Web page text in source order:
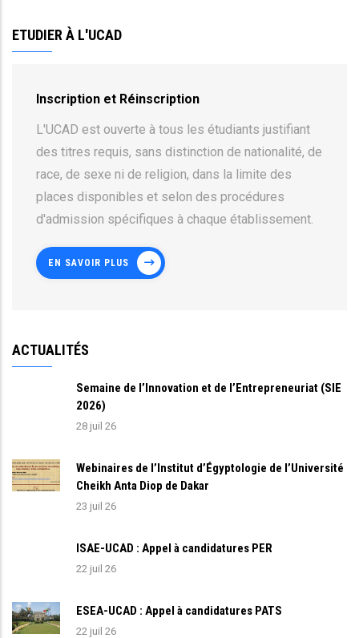
ETUDIER À L'UCAD
Inscription et Réinscription
L'UCAD est ouverte à tous les étudiants justifiant
des titres requis, sans distinction de nationalité, de
race, de sexe ni de religion, dans la limite des
places disponibles et selon des procédures
d'admission spécifiques à chaque établissement.
EN SAVOIR PLUS
ACTUALITÉS
Semaine de l’Innovation et de l’Entrepreneuriat (SIE
2026)
28 juil 26
Webinaires de l’Institut d’Égyptologie de l’Université
Cheikh Anta Diop de Dakar
23 juil 26
ISAE-UCAD : Appel à candidatures PER
22 juil 26
ESEA-UCAD : Appel à candidatures PATS
22 juil 26